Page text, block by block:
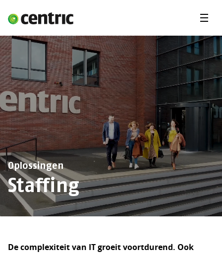
Oplossingen
Branches
Over Centric
Contact
Careers
Insights
Oplossingen
Staffing
De complexiteit van IT groeit voortdurend. Ook